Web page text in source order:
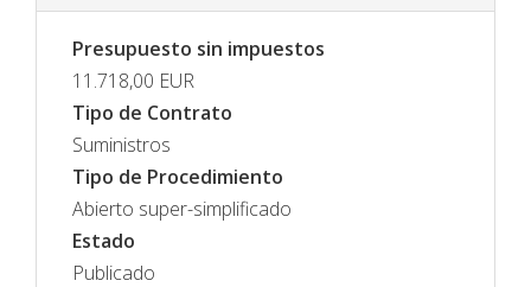
Presupuesto sin impuestos
11.718,00 EUR
Tipo de Contrato
Suministros
Tipo de Procedimiento
Abierto super-simplificado
Estado
Publicado